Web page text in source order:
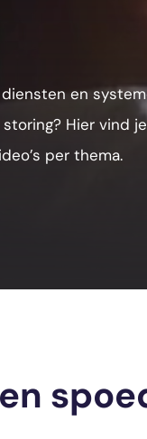
en
Hier vind
per thema.